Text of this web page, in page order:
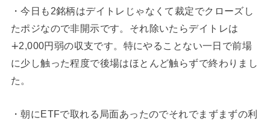
・今日も2銘柄はデイトレじゃなくて裁定でクローズし
たポジなので非開示です。それ除いたらデイトレは
∔2,000円弱の収支です。特にやることない一日で前場
に少し触った程度で後場はほとんど触らずで終わりまし
た。
・朝にETFで取れる局面あったのでそれでまずまずの利